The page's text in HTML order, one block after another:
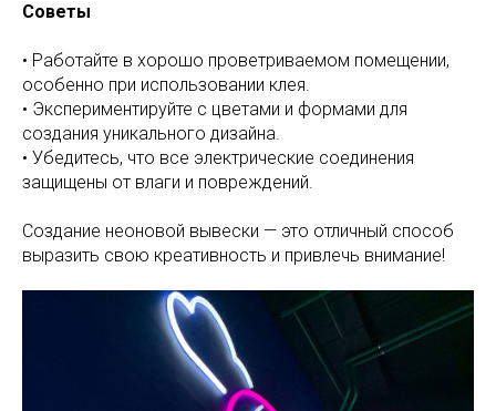
Советы
• Работайте в хорошо проветриваемом помещении,
особенно при использовании клея.
• Экспериментируйте с цветами и формами для
создания уникального дизайна.
• Убедитесь, что все электрические соединения
защищены от влаги и повреждений.
Создание неоновой вывески — это отличный способ
выразить свою креативность и привлечь внимание!